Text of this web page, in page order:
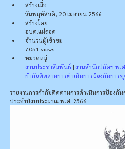
สร้างเมื่อ
วันพฤหัสบดี, 20 เมษายน 2566
สร้างโดย
อบต.แม่ถอด
จำนวนผู้เข้าชม
7051 views
หมวดหมู่
งานประชาสัมพันธ์ | งานสำนักปลัดฯ พ.
กำกับติดตามการดำเนินการป้องกันการ
รายงานการกำกับติดตามการดำเนินการป้องกั
ประจำปีงบประมาณ พ.ศ. 2566